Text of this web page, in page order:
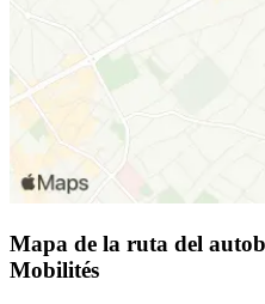
Mapa de la ruta del
Mobilités